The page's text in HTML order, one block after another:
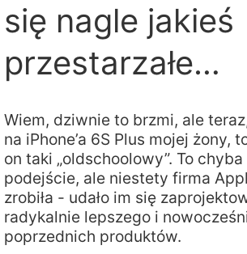
się nagle jakieś
przestarzałe…
Wiem, dziwnie to brzmi, ale
na iPhone’a 6S Plus mojej żony,
on taki „oldschoolowy”. To
podejście, ale niestety firma
zrobiła - udało im się
radykalnie lepszego i
poprzednich produktów.